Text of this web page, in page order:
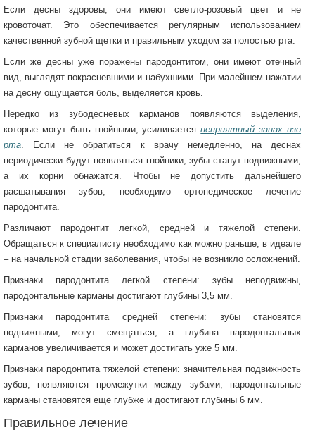
Если десны здоровы, они имеют светло-розовый цвет и не
кровоточат. Это обеспечивается регулярным использованием
качественной зубной щетки и правильным уходом за полостью рта.
Если же десны уже поражены пародонтитом, они имеют отечный
вид, выглядят покрасневшими и набухшими. При малейшем нажатии
на десну ощущается боль, выделяется кровь.
Нередко из зубодесневых карманов появляются выделения,
которые могут быть гнойными, усиливаетсянеприятный запах изо
рта . Если не обратиться к врачу немедленно, на деснах
периодически будут появляться гнойники, зубы станут подвижными,
а их корни обнажатся. Чтобы не допустить дальнейшего
расшатывания зубов, необходимо ортопедическое лечение
пародонтита.
Различают пародонтит легкой, средней и тяжелой степени.
Обращаться к специалисту необходимо как можно раньше, в идеале
– на начальной стадии заболевания, чтобы не возникло осложнений.
Признаки пародонтита легкой степени: зубы неподвижны,
пародонтальные карманы достигают глубины 3,5 мм.
Признаки пародонтита средней степени: зубы становятся
подвижными, могут смещаться, а глубина пародонтальных
карманов увеличивается и может достигать уже 5 мм.
Признаки пародонтита тяжелой степени: значительная подвижность
зубов, появляются промежутки между зубами, пародонтальные
карманы становятся еще глубже и достигают глубины 6 мм.
Правильное лечение